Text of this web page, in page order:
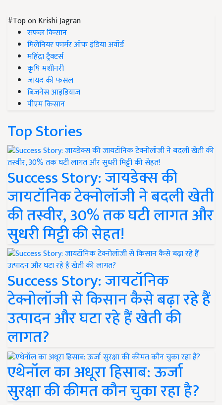
#Top on Krishi Jagran
सफल किसान
मिलेनियर फार्मर ऑफ इंडिया अवॉर्ड
महिंद्रा ट्रैक्टर्स
कृषि मशीनरी
जायद की फसल
बिज़नेस आइडियाज
पीएम किसान
Top Stories
Success Story: जायडेक्स की
जायटॉनिक टेक्नोलॉजी ने बदली खेती
की तस्वीर, 30% तक घटी लागत और
सुधरी मिट्टी की सेहत!
Success Story: जायटॉनिक
टेक्नोलॉजी से किसान कैसे बढ़ा रहे हैं
उत्पादन और घटा रहे हैं खेती की
लागत?
एथेनॉल का अधूरा हिसाब: ऊर्जा
सुरक्षा की कीमत कौन चुका रहा है?